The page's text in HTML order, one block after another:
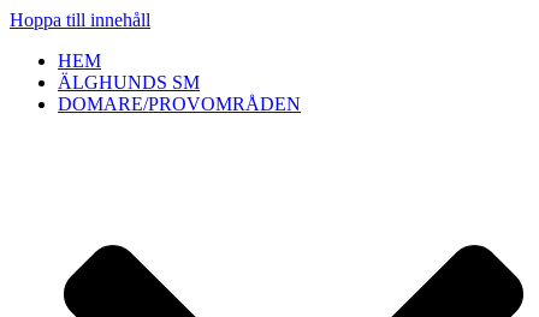
Hoppa till innehåll
HEM
ÄLGHUNDS SM
DOMARE/PROVOMRÅDEN